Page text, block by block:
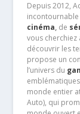
Depuis 2012,
cinéma,de
vous cherchiez
découvrir les
propose un
l’univers du
monde entier
Auto), qui